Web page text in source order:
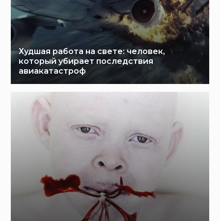
Худшая работа на свете: человек,
который убирает последствия
авиакатастроф